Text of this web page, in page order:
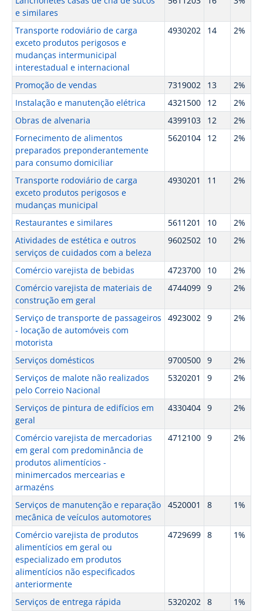
e similares
Transporte rodoviário de carga
exceto produtos perigosos e
mudanças intermunicipal
interestadual e internacional
4930202 14 2%
Promoção de vendas 7319002 13
2%
Instalação e manutenção elétrica
4321500 12
2%
Obras de alvenaria
4399103 12
2%
Fornecimento de alimentos
preparados preponderantemente
para consumo domiciliar
5620104 12 2%
Transporte rodoviário de carga
exceto produtos perigosos e
mudanças municipal
4930201 11 2%
Restaurantes e similares 5611201 10
2%
Atividades de estética e outros
serviços de cuidados com a beleza
9602502 10 2%
Comércio varejista de bebidas 4723700 10
2%
Comércio varejista de materiais de
construção em geral
4744099 9 2%
Serviço de transporte de passageiros
- locação de automóveis com
motorista
4923002 9 2%
Serviços domésticos 9700500 9
2%
Serviços de malote não realizados
pelo Correio Nacional
5320201 9 2%
Serviços de pintura de edifícios em
geral
4330404 9 2%
Comércio varejista de mercadorias
em geral com predominância de
produtos alimentícios -
minimercados mercearias e
armazéns
4712100 9 2%
Serviços de manutenção e reparação
mecânica de veículos automotores
4520001 8 1%
Comércio varejista de produtos
alimentícios em geral ou
especializado em produtos
alimentícios não especificados
anteriormente
4729699 8 1%
Serviços de entrega rápida 5320202 8 1%